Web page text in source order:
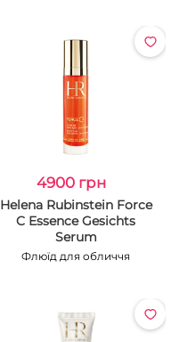
4900 грн
Helena Rubinstein Force
C Essence Gesichts
Serum
Флюїд для обличчя